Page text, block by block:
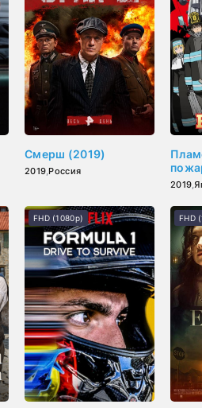
Смерш (2019)
2019,Россия
2019,
FHD (1080p) FHD